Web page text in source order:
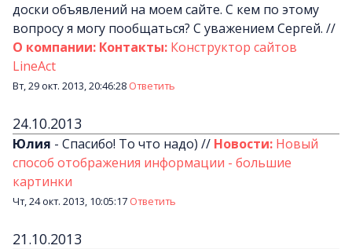
доски объявлений на моем сайте. С кем по этому
вопросу я могу пообщаться? С уважением Сергей. //
О компании: Контакты: Конструктор сайтов
LineAct
Вт, 29 окт. 2013, 20:46:28 Ответить
24.10.2013
Юлия - Спасибо! То что надо) // Новости: Новый
способ отображения информации - большие
картинки
Чт, 24 окт. 2013, 10:05:17 Ответить
21.10.2013